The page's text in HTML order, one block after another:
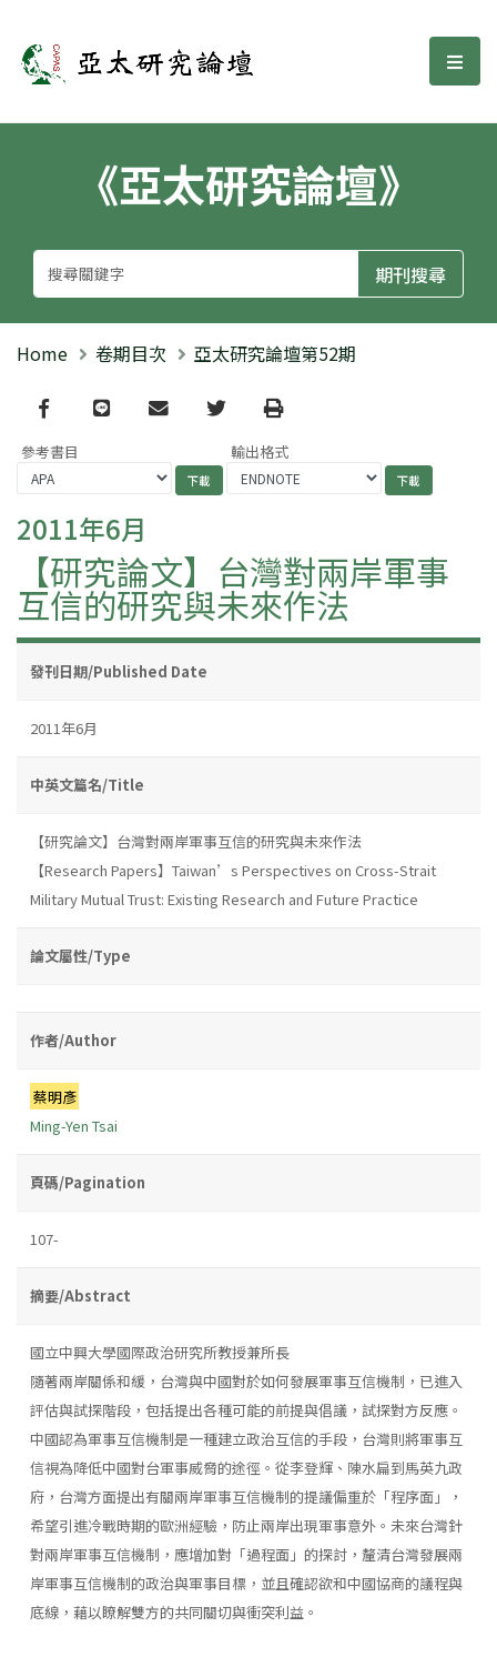
亞太研究論壇 選
《亞太研究論壇》
Home 卷期目次 亞太研究論壇第52期
Facebook
line email TwitterPrint
參考書目 輸出格式
2011年6月
【研究論文】台灣對兩岸軍事
互信的研究與未來作法
發刊日期/Published Date
2011年6月
中英文篇名/Title
【研究論文】台灣對兩岸軍事互信的研究與未來作法
【Research Papers】Taiwan’s Perspectives on Cross-Strait
Military Mutual Trust: Existing Research and Future Practice
論文屬性/Type
作者/Author
蔡明彥
Ming-Yen Tsai
頁碼/Pagination
107-
摘要/Abstract
國立中興大學國際政治研究所教授兼所長
隨著兩岸關係和緩，台灣與中國對於如何發展軍事互信機制，已進入
評估與試探階段，包括提出各種可能的前提與倡議，試探對方反應。
中國認為軍事互信機制是一種建立政治互信的手段，台灣則將軍事互
信視為降低中國對台軍事威脅的途徑。從李登輝、陳水扁到馬英九政
府，台灣方面提出有關兩岸軍事互信機制的提議偏重於「程序面」，
希望引進冷戰時期的歐洲經驗，防止兩岸出現軍事意外。未來台灣針
對兩岸軍事互信機制，應增加對「過程面」的探討，釐清台灣發展兩
岸軍事互信機制的政治與軍事目標，並且確認欲和中國協商的議程與
底線，藉以瞭解雙方的共同關切與衝突利益。